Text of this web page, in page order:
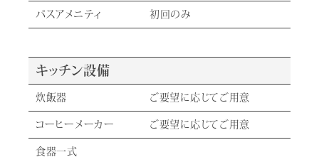
バスアメニティ 初回のみ
キッチン設備
炊飯器 ご要望に応じてご用意
コーヒーメーカー ご要望に応じてご用意
食器一式